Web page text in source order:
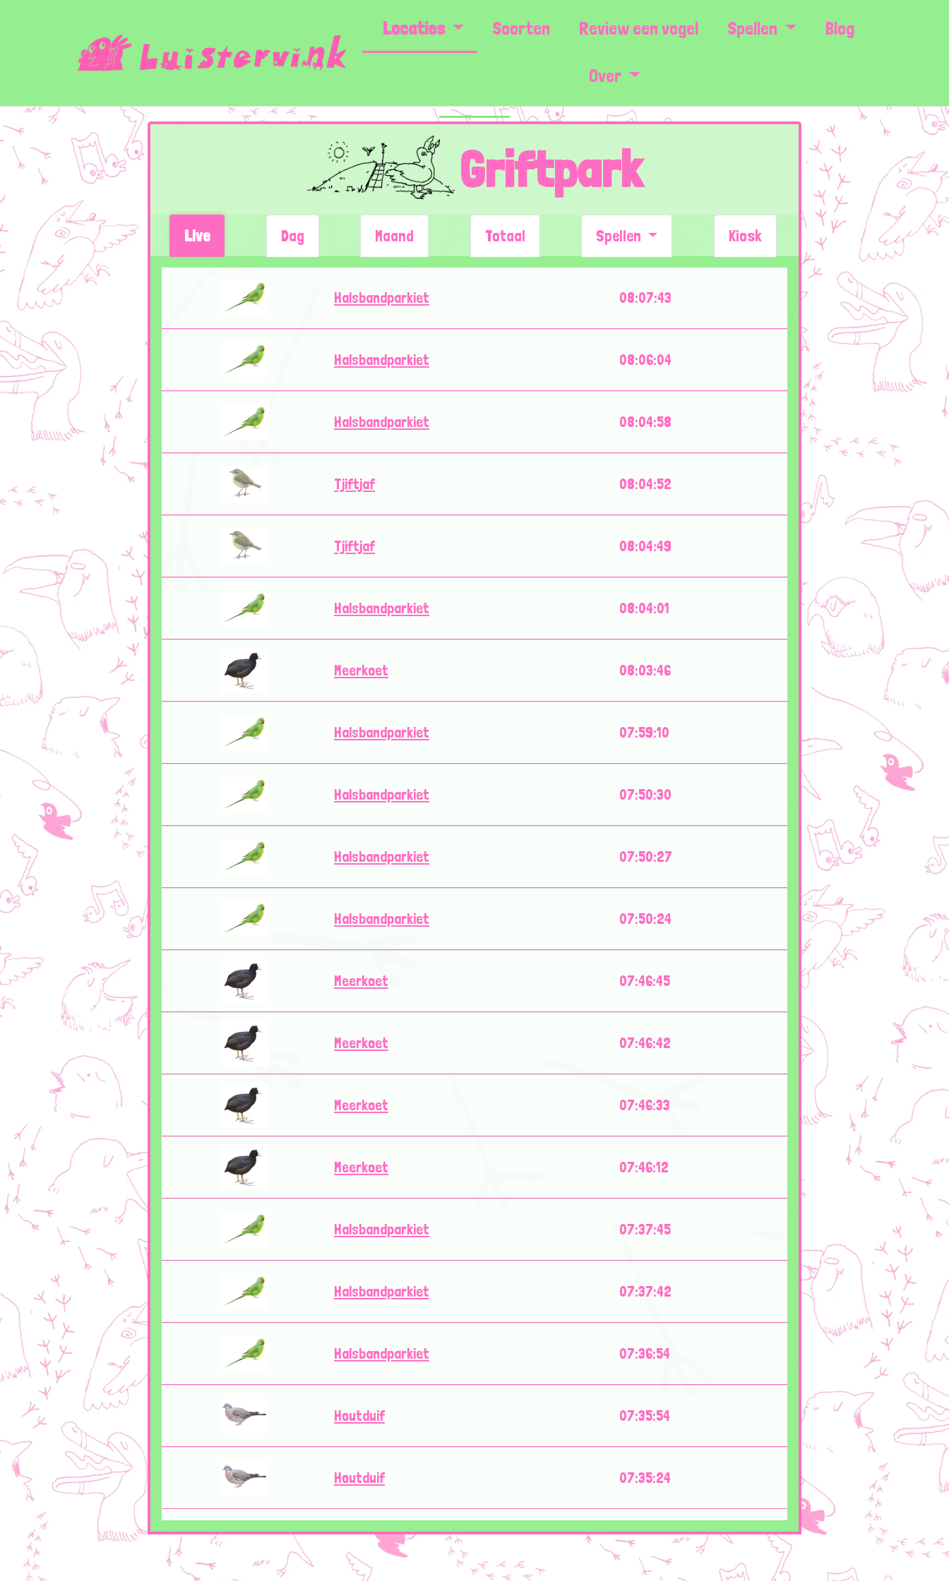
Locaties Soorten Review een vogel Spellen Blog
Over
Griftpark
Live Dag Maand Totaal Spellen Kiosk
Halsbandparkiet 08:07:43
Halsbandparkiet 08:06:04
Halsbandparkiet 08:04:58
Tjiftjaf 08:04:52
Tjiftjaf 08:04:49
Halsbandparkiet 08:04:01
Meerkoet 08:03:46
Halsbandparkiet 07:59:10
Halsbandparkiet 07:50:30
Halsbandparkiet 07:50:27
Halsbandparkiet 07:50:24
Meerkoet 07:46:45
Meerkoet 07:46:42
Meerkoet 07:46:33
Meerkoet 07:46:12
Halsbandparkiet 07:37:45
Halsbandparkiet 07:37:42
Halsbandparkiet 07:36:54
Houtduif 07:35:54
Houtduif 07:35:24